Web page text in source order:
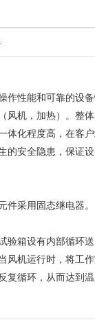
作性能和可靠的设
风机，加热）。整
体化程度高，在客
的安全隐患，保证
件采用固态继电器。
验箱设有内部循环
风机运行时，将工
复循环，从而达到温